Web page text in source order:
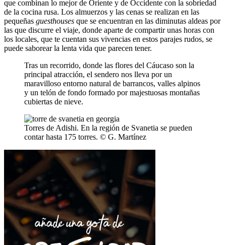
que combinan lo mejor de Oriente y de Occidente con la sobriedad
de la cocina rusa. Los almuerzos y las cenas se realizan en las
pequeñas guesthouses que se encuentran en las diminutas aldeas por
las que discurre el viaje, donde aparte de compartir unas horas con
los locales, que te cuentan sus vivencias en estos parajes rudos, se
puede saborear la lenta vida que parecen tener.
Tras un recorrido, donde las flores del Cáucaso son la
principal atracción, el sendero nos lleva por un
maravilloso entorno natural de barrancos, valles alpinos
y un telón de fondo formado por majestuosas montañas
cubiertas de nieve.
Torres de Adishi. En la región de Svanetia se pueden
contar hasta 175 torres. © G. Martínez